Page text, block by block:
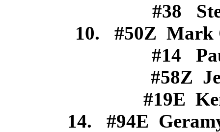
#38
10. #50Z
#14
#58Z
#19E
14. #94E